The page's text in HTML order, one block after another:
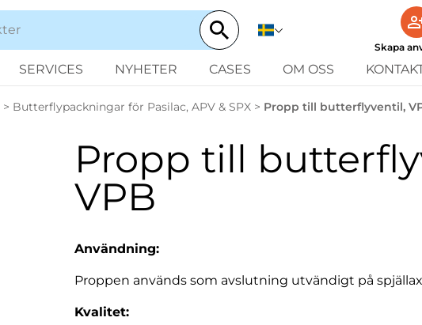
Skapa
SERVICES NYHETER CASES OM OSS
> Butterflypackningar för Pasilac, APV & SPX > Propp till butterflyventil,
Propp till
VPB
Användning:
Proppen används som avslutning utvändigt på
Kvalitet: